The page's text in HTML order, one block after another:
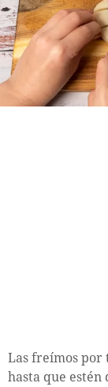
Las freímos por
hasta que estén